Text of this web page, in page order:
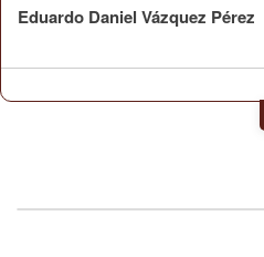
Eduardo Daniel Vázquez Pérez